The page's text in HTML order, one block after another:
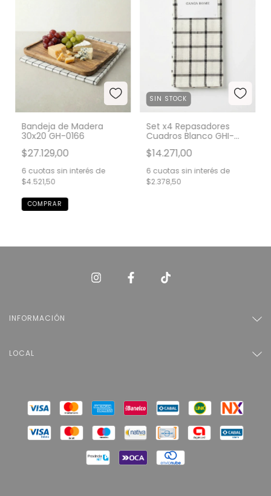
Bandeja de Madera
30x20 GH-0166
$27.129,00
6 cuotas sin interés de
$4.521,50
SIN STOCK
Set x4 Repasadores
Cuadros Blanco GHI-
936
$14.271,00
6 cuotas sin interés de
$2.378,50
INFORMACIÓN
LOCAL